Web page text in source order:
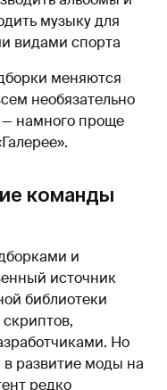
музыку для
видами спорта
меняются
необязательно
— намного проще
команды
и
источник
библиотеки
Но
развитие моды на
редко